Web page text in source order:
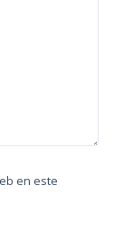
en este